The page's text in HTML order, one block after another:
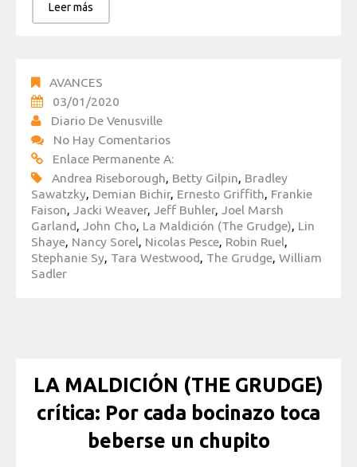
Leer más
AVANCES
03/01/2020
Diario De Venusville
No Hay Comentarios
Enlace Permanente A:
Andrea Riseborough, Betty Gilpin, Bradley
Sawatzky, Demian Bichir, Ernesto Griffith, Frankie
Faison, Jacki Weaver, Jeff Buhler, Joel Marsh
Garland, John Cho, La Maldición (The Grudge), Lin
Shaye, Nancy Sorel, Nicolas Pesce, Robin Ruel,
Stephanie Sy, Tara Westwood, The Grudge, William
Sadler
LA MALDICIÓN (THE GRUDGE)
crítica: Por cada bocinazo toca
beberse un chupito